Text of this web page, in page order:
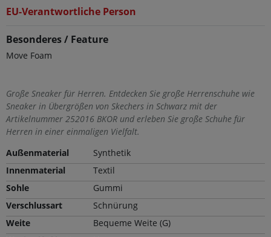
EU-Verantwortliche Person
Besonderes / Feature
Move Foam
Große Sneaker für Herren. Entdecken Sie große Herrenschuhe wie
Sneaker in Übergrößen von Skechers in Schwarz mit der
Artikelnummer 252016 BKOR und erleben Sie große Schuhe für
Herren in einer einmaligen Vielfalt.
Außenmaterial
Synthetik
Innenmaterial
Textil
Sohle
Gummi
Verschlussart
Schnürung
Weite
Bequeme Weite (G)